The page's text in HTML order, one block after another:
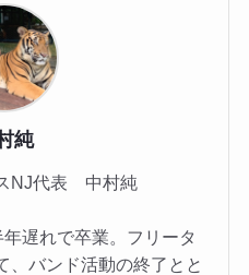
純
NJ代表 中村純
遅れで卒業。フリータ
、バンド活動の終了とと